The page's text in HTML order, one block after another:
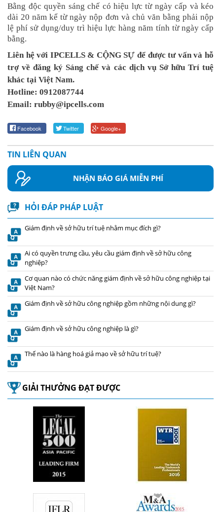
Bằng độc quyền sáng chế có hiệu lực từ ngày cấp và kéo
dài 20 năm kể từ ngày nộp đơn và chủ văn bằng phải nộp
lệ phí sử dụng/duy trì hiệu lực hàng năm tính từ ngày cấp
bằng.
Liên hệ với IPCELLS & CỘNG SỰ để được tư vấn và hỗ
trợ về đăng ký Sáng chế và các dịch vụ Sở hữu Trí tuệ
khác tại Việt Nam.
Hotline: 0912087744
Email: rubby@ipcells.com
Facebook Twitter Google+
TIN LIÊN QUAN
NHẬN BÁO GIÁ MIỄN PHÍ
HỎI ĐÁP PHÁP LUẬT
Giám định về sở hữu trí tuệ nhằm mục đích gì?
Ai có quyền trưng cầu, yêu cầu giám định về sở hữu công
nghiệp?
Cơ quan nào có chức năng giám định về sở hữu công nghiệp tại
Việt Nam?
Giám định về sở hữu công nghiệp gồm những nội dung gì?
Giám định về sở hữu công nghiệp là gì?
Thế nào là hàng hoá giả mạo về sở hữu trí tuệ?
GIẢI THƯỞNG ĐẠT ĐƯỢC